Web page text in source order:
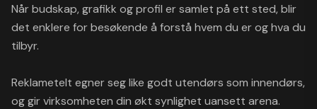
Når budskap, grafikk og profil er samlet på ett sted, blir
det enklere for besøkende å forstå hvem du er og hva du
tilbyr.
Reklametelt egner seg like godt utendørs som innendørs,
og gir virksomheten din økt synlighet uansett arena.